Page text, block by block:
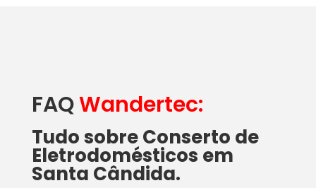
FAQWandertec:
Tudo sobre Conserto de
Eletrodomésticos em
Santa Cândida.